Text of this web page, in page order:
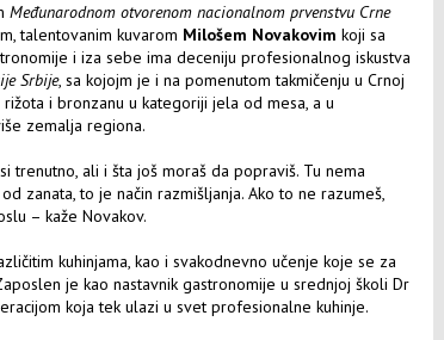
Međunarodnom otvorenom nacionalnom prvenstvu Crne
talentovanim kuvarom Milošem Novakovim koji sa
i iza sebe ima deceniju profesionalnog iskustva
Srbije, sa kojojm je i na pomenutom takmičenju u Crnoj
i bronzanu u kategoriji jela od mesa, a u
zemalja regiona.
trenutno, ali i šta još moraš da popraviš. Tu nema
zanata, to je način razmišljanja. Ako to ne razumeš,
– kaže Novakov.
kuhinjama, kao i svakodnevno učenje koje se za
je kao nastavnik gastronomije u srednjoj školi Dr
koja tek ulazi u svet profesionalne kuhinje.